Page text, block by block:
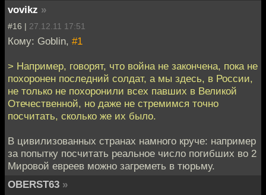
vovikz »
#16 | 27.12.11 17:51
Кому: Goblin, #1
> Например, говорят, что война не закончена, пока не
похоронен последний солдат, а мы здесь, в России,
не только не похоронили всех павших в Великой
Отечественной, но даже не стремимся точно
посчитать, сколько же их было.
В цивилизованных странах намного круче: например
за попытку посчитать реальное число погибших во 2
Мировой евреев можно загреметь в тюрьму.
OBERST63 »